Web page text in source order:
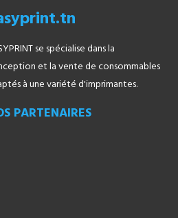
se spécialise dans la
et la vente de consommables
à une variété d'imprimantes.
PARTENAIRES